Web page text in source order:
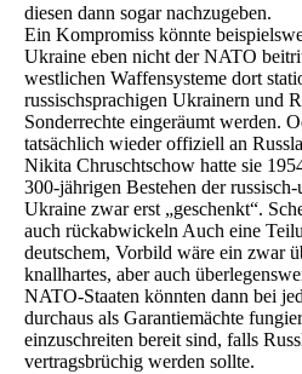
diesen dann sogar nachzugeben.
Ein Kompromiss könnte
Ukraine eben nicht der NATO
westlichen Waffensysteme dort
russischsprachigen Ukrainern und
Sonderrechte eingeräumt werden.
tatsächlich wieder offiziell an
Nikita Chruschtschow hatte sie
300-jährigen Bestehen der
Ukraine zwar erst „geschenkt“.
auch rückabwickeln Auch eine
deutschem, Vorbild wäre ein zwar
knallhartes, aber auch
NATO-Staaten könnten dann bei
durchaus als Garantiemächte
einzuschreiten bereit sind, falls
vertragsbrüchig werden sollte.